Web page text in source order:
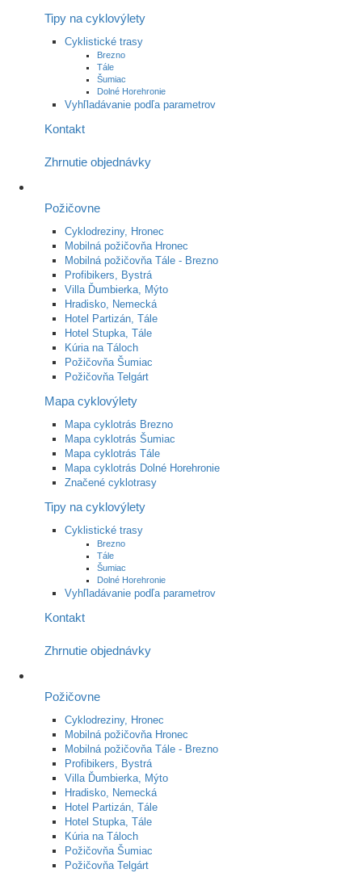
Tipy na cyklovýlety
Cyklistické trasy
Brezno
Tále
Šumiac
Dolné Horehronie
Vyhľladávanie podľa parametrov
Kontakt
Zhrnutie objednávky
Požičovne
Cyklodreziny, Hronec
Mobilná požičovňa Hronec
Mobilná požičovňa Tále - Brezno
Profibikers, Bystrá
Villa Ďumbierka, Mýto
Hradisko, Nemecká
Hotel Partizán, Tále
Hotel Stupka, Tále
Kúria na Táloch
Požičovňa Šumiac
Požičovňa Telgárt
Mapa cyklovýlety
Mapa cyklotrás Brezno
Mapa cyklotrás Šumiac
Mapa cyklotrás Tále
Mapa cyklotrás Dolné Horehronie
Značené cyklotrasy
Tipy na cyklovýlety
Cyklistické trasy
Brezno
Tále
Šumiac
Dolné Horehronie
Vyhľladávanie podľa parametrov
Kontakt
Zhrnutie objednávky
Požičovne
Cyklodreziny, Hronec
Mobilná požičovňa Hronec
Mobilná požičovňa Tále - Brezno
Profibikers, Bystrá
Villa Ďumbierka, Mýto
Hradisko, Nemecká
Hotel Partizán, Tále
Hotel Stupka, Tále
Kúria na Táloch
Požičovňa Šumiac
Požičovňa Telgárt